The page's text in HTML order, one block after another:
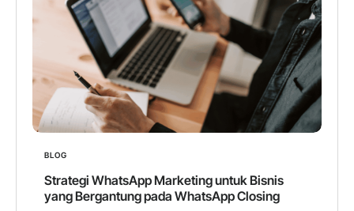
BLOG
Strategi WhatsApp Marketing untuk Bisnis
yang Bergantung pada WhatsApp Closing